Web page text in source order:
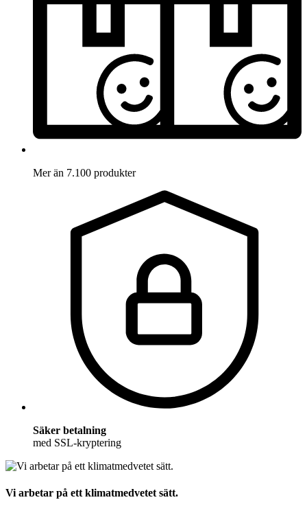
Mer än 7.100 produkter
Säker betalning
med SSL-kryptering
Vi arbetar på ett klimatmedvetet sätt.